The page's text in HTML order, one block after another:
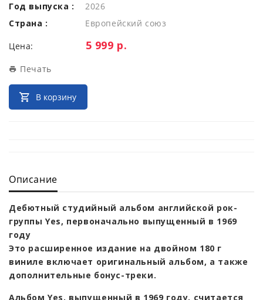
Год выпуска :
2026
Страна :
Европейский союз
Цена: Цена:
5 999 р.
Печать
В корзину
Описание
Дебютный студийный альбом английской рок-
группы Yes, первоначально выпущенный в 1969
году
Это расширенное издание на двойном 180 г
виниле включает оригинальный альбом, а также
дополнительные бонус-треки.
Альбом Yes, выпущенный в 1969 году, считается